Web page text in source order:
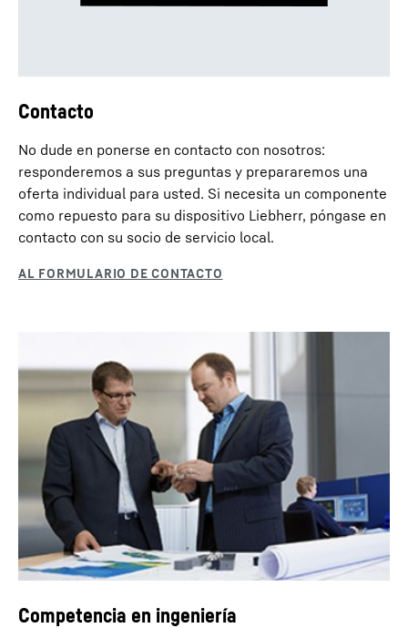
Contacto
No dude en ponerse en contacto con nosotros:
responderemos a sus preguntas y prepararemos una
oferta individual para usted. Si necesita un componente
como repuesto para su dispositivo Liebherr, póngase en
contacto con su socio de servicio local.
Competencia en ingeniería